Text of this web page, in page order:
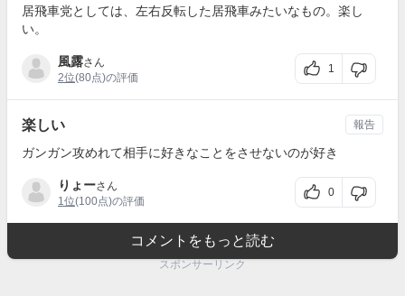
居飛車党としては、左右反転した居飛車みたいなもの。楽し
い。
風露さん
2位(80点)の評価
1
楽しい
ガンガン攻めれて相手に好きなことをさせないのが好き
りょーさん
1位(100点)の評価
0
報告
コメントをもっと読む
スポンサーリンク